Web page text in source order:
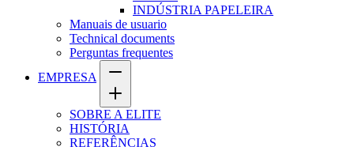
INDÚSTRIA PAPELEIRA
Manuais de usuario
Technical documents
Perguntas frequentes
EMPRESA
SOBRE A ELITE
HISTÓRIA
REFERÊNCIAS